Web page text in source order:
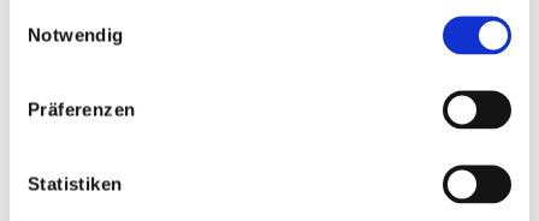
Notwendig
Präferenzen
Statistiken
Vielen Dank an das Gitarrenduo, die
Gäste!